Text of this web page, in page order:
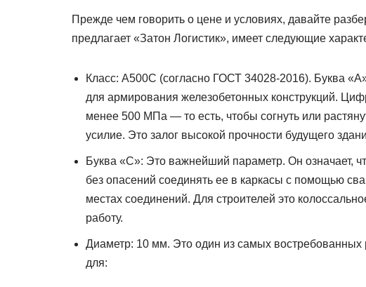
Прежде чем говорить о цене и условиях, давайте
предлагает «Затон Логистик», имеет следующие
Класс: А500С (согласно ГОСТ 34028-2016). Буква
для армирования железобетонных конструкций.
менее 500 МПа — то есть, чтобы согнуть или
усилие. Это залог высокой прочности будущего
Буква «С»: Это важнейший параметр. Он означает,
без опасений соединять ее в каркасы с помощью
местах соединений. Для строителей это
работу.
Диаметр: 10 мм. Это один из самых востребованных
для: